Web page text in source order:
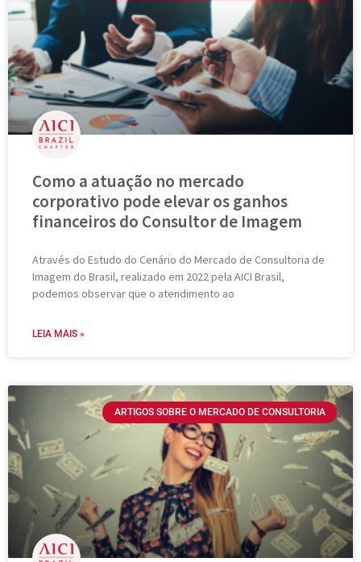
Como a atuação no mercado
corporativo pode elevar os ganhos
financeiros do Consultor de Imagem
Através do Estudo do Cenário do Mercado de Consultoria de
Imagem do Brasil, realizado em 2022 pela AICI Brasil,
podemos observar que o atendimento ao
LEIA MAIS »
ARTIGOS SOBRE O MERCADO DE CONSULTORIA